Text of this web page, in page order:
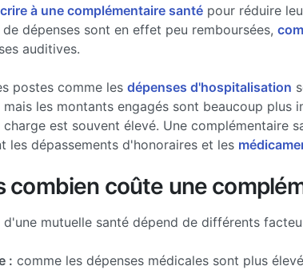
à une complémentaire santépour réduire
dépenses sont en effet peu remboursées,
auditives.
postes comme les dépenses d'hospitalisation
mais les montants engagés sont beaucoup plus
charge est souvent élevé. Une complémentaire
les dépassements d'honoraires et les
combien coûte une
d'une mutuelle santé dépend de différents
: comme les dépenses médicales sont plus